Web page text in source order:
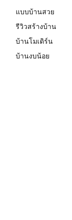
แบบบ้านสวย
รีวิวสร้างบ้าน
บ้านโมเดิร์น
บ้านงบน้อย